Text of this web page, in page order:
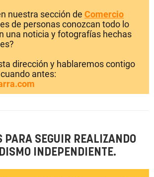
nuestra sección de Comercio
de personas conozcan todo lo
una noticia y fotografías hechas
dirección y hablaremos contigo
antes:
PARA SEGUIR REALIZANDO
INDEPENDIENTE.